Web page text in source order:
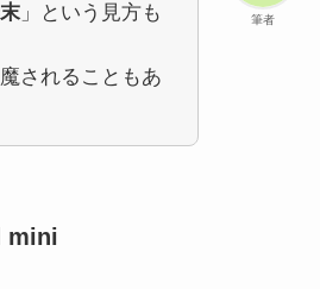
筆者
」という見方も
されることもあ
mini